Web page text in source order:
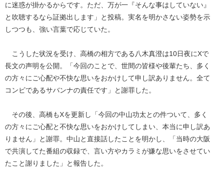
に迷惑が掛かるからです。ただ、万が一『そんな事はしていない』
と吹聴するなら証拠出します」と投稿。実名を明かさない姿勢を示
しつつも、強い言葉で応じていた。
こうした状況を受け、高橋の相方である八木真澄は10日夜にXで
長文の声明を公開。「今回のことで、世間の皆様や後輩たち、多く
の方々にご心配や不快な思いをおかけして申し訳ありません。全て
コンビであるサバンナの責任です」と謝罪した。
その後、高橋もXを更新し「今回の中山功太との件ついて、多く
の方々にご心配と不快な思いをおかけしてしまい、本当に申し訳あ
りません」と謝罪。中山と直接話したことを明かし、「当時の大阪
で共演してた番組の収録で、言い方やカラミが嫌な思いをさせてい
たこと謝りました」と報告した。